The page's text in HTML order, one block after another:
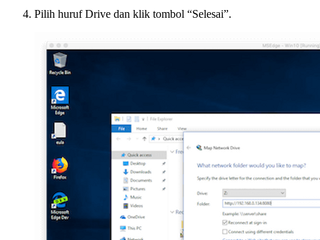
Pilih huruf Drive dan klik tombol “Selesai”.